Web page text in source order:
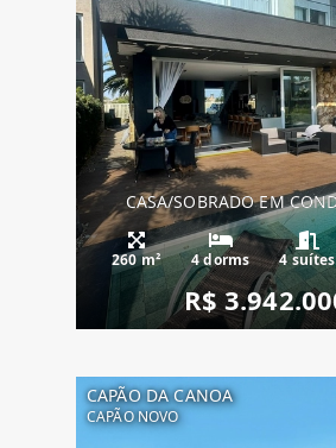
CASA/SOBRADO EM
260 m² 4 dorms 4 suítes
R$
CAPÃO DA CANOA
CAPÃO NOVO